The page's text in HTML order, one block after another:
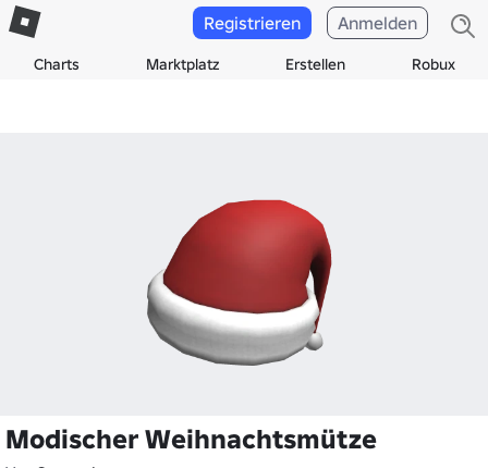
Charts Marktplatz Erstellen Robux
Registrieren Anmelden
Modischer Weihnachtsmütze